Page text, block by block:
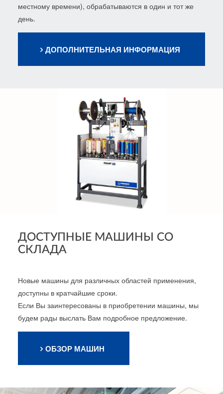
местному времени), обрабатываются в один и тот же
день.
ДОПОЛНИТЕЛЬНАЯ ИНФОРМАЦИЯ
ДОСТУПНЫЕ МАШИНЫ СО
СКЛАДА
Новые машины для различных областей применения,
доступны в кратчайшие сроки.
Если Вы заинтересованы в приобретении машины, мы
будем рады выслать Вам подробное предложение.
ОБЗОР МАШИН